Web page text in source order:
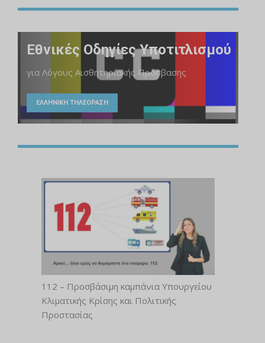
Εθνικές Οδηγίες Υποτιτλισμού
για Λόγους Αισθητηριακής Πρόσβασης
ΕΛΛΗΝΙΚΗ ΤΗΛΕΟΡΑΣΗ
112 – Προσβάσιμη καμπάνια Υπουργείου
Κλιματικής Κρίσης και Πολιτικής
Προστασίας